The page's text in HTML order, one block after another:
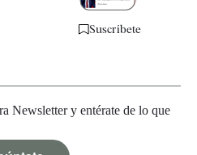
Suscríbete
Newsletter y entérate de lo que